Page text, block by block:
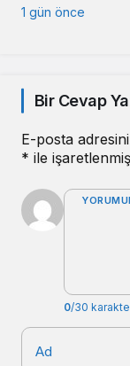
Altyapıda Hız
1 gün önce
Bir Cevap
E-posta
* ile
0/30
Ad